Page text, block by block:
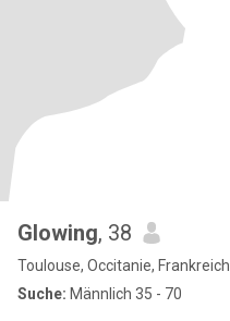
Glowing, 38
Toulouse, Occitanie, Frankreich
Suche: Männlich 35 - 70